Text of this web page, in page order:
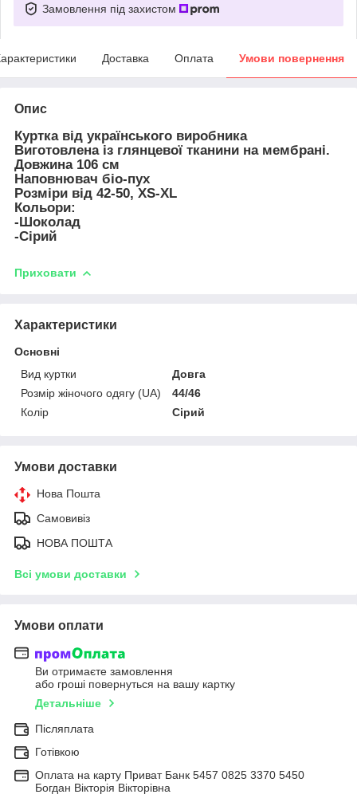
Замовлення під захистом
Доставка Оплата Умови повернення
Опис
Куртка від українського виробника
Виготовлена із глянцевої тканини на мембрані.
Довжина 106 см
Наповнювач біо-пух
Розміри від 42-50, XS-XL
Кольори:
-Шоколад
-Сірий
Приховати
Характеристики
Основні
Вид куртки
Довга
Розмір жіночого одягу (UA)
44/46
Колір
Сірий
Умови доставки
Нова Пошта
Самовивіз
НОВА ПОШТА
Всі умови доставки
Умови оплати
Ви отримаєте замовлення
або гроші повернуться на вашу картку
Детальніше
Післяплата
Готівкою
Оплата на карту Приват Банк 5457 0825 3370 5450
Богдан Вікторія Вікторівна